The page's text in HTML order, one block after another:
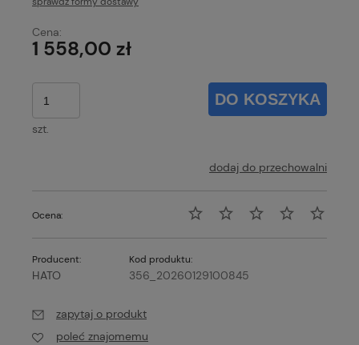
Cena nie zawiera ewentualnych kosztów płatności
Cena:
1 558,00 zł
szt.
DO KOSZYKA
dodaj do przechowalni
Ocena:
Producent:
HATO
Kod produktu:
356_20260129100845
zapytaj o produkt
poleć znajomemu